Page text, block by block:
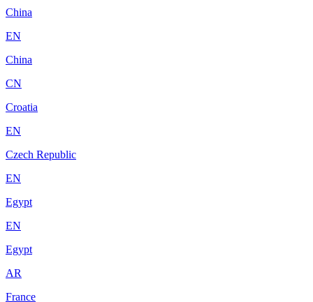
China
EN
China
CN
Croatia
EN
Czech Republic
EN
Egypt
EN
Egypt
AR
France